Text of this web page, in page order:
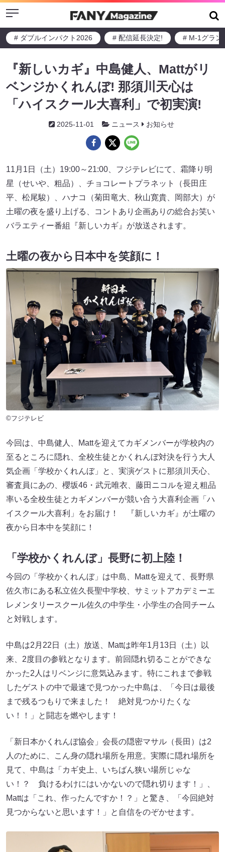
Menu
# ダブルインパクト2026 # 配信延長決定! # M-1グラン
『新しいカギ』中島健人、Mattがリ
ベンジかくれんぼ! 那須川天心は
「ハイスクール大喜利」で初実演!
2025-11-01 ニュース お知らせ
11月1日（土）19:00～21:00、フジテレビにて、霜降り明
星（せいや、粗品）、チョコレートプラネット（長田庄
平、松尾駿）、ハナコ（菊田竜大、秋山寛貴、岡部大）が
土曜の夜を盛り上げる、コントあり企画ありの総合お笑い
バラエティー番組『新しいカギ』が放送されます。
土曜の夜から日本中を笑顔に！
©フジテレビ
今回は、中島健人、Mattを迎えてカギメンバーが学校内の
至るところに隠れ、全校生徒とかくれんぼ対決を行う大人
気企画「学校かくれんぼ」と、実演ゲストに那須川天心、
審査員にあの、櫻坂46・武元唯衣、藤田ニコルを迎え粗品
率いる全校生徒とカギメンバーが競い合う大喜利企画「ハ
イスクール大喜利」をお届け！ 『新しいカギ』が土曜の
夜から日本中を笑顔に！
「学校かくれんぼ」長野に初上陸！
今回の「学校かくれんぼ」は中島、Mattを迎えて、長野県
佐久市にある私立佐久長聖中学校、サミットアカデミーエ
レメンタリースクール佐久の中学生・小学生の合同チーム
と対戦します。
中島は2月22日（土）放送、Mattは昨年1月13日（土）以
来、2度目の参戦となります。前回隠れ切ることができな
かった2人はリベンジに意気込みます。特にこれまで参戦
したゲストの中で最速で見つかった中島は、「今日は最後
まで残るつもりで来ました！ 絶対見つかりたくな
い！！」と闘志を燃やします！
「新日本かくれんぼ協会」会長の隠密マサル（長田）は2
人のために、こん身の隠れ場所を用意。実際に隠れ場所を
見て、中島は「カギ史上、いちばん狭い場所じゃな
い！？ 負けるわけにはいかないので隠れ切ります！」、
Mattは「これ、作ったんですか！？」と驚き、「今回絶対
見つからないと思います！」と自信をのぞかせます。